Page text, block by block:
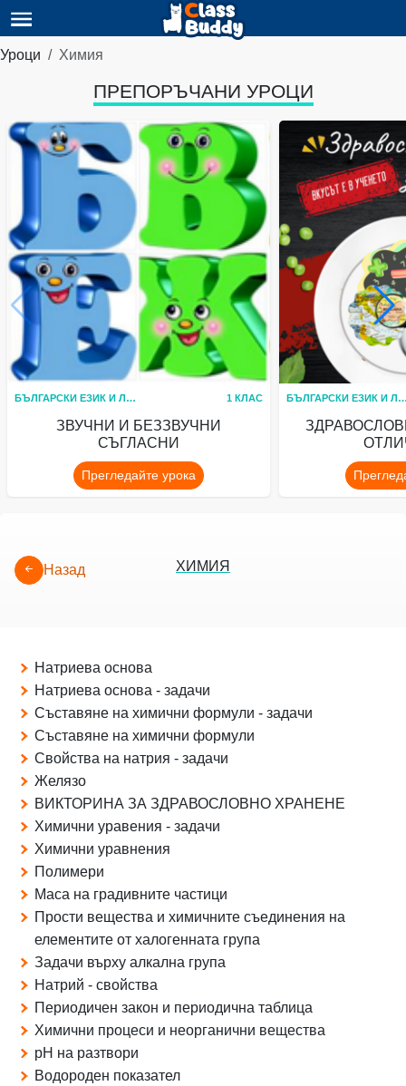
Уроци Химия
ПРЕПОРЪЧАНИ УРОЦИ
БЪЛГАРСКИ ЕЗИК И ЛИТЕРАТУРА 1 КЛАС
ЗВУЧНИ И БЕЗЗВУЧНИ
СЪГЛАСНИ
Прегледайте урока
БЪЛГАРСКИ ЕЗИК И
Назад ХИМИЯ
Натриева основа
Натриева основа - задачи
Съставяне на химични формули - задачи
Съставяне на химични формули
Свойства на натрия - задачи
Желязо
ВИКТОРИНА ЗА ЗДРАВОСЛОВНО ХРАНЕНЕ
Химични уравения - задачи
Химични уравнения
Полимери
Маса на градивните частици
Прости вещества и химичните съединения на
елементите от халогенната група
Задачи върху алкална група
Натрий - свойства
Периодичен закон и периодична таблица
Химични процеси и неорганични вещества
pH на разтвори
Водороден показател